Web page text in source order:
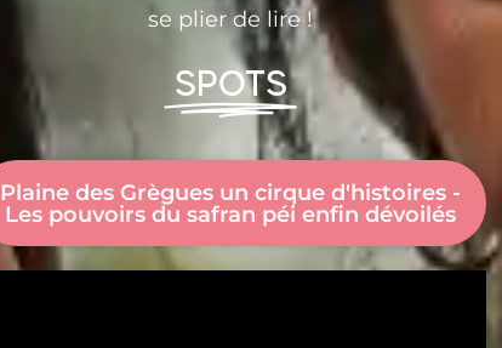
se plier de lire !
SPOTS
Plaine des Grègues un cirque d'histoires -
Les pouvoirs du safran péi enfin dévoilés